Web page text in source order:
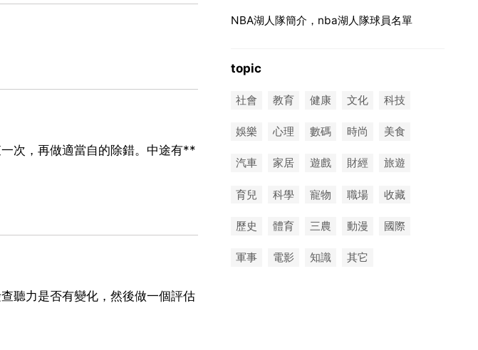
次，再做適當自的除錯。中途有**
聽力是否有變化，然後做一個評估
NBA湖人隊簡介，nba湖人隊球員名單
topic
社會 教育 健康 文化 科技
娛樂 心理 數碼 時尚 美食
汽車 家居 遊戲 財經 旅遊
育兒 科學 寵物 職場 收藏
歷史 體育 三農 動漫 國際
軍事 電影 知識 其它